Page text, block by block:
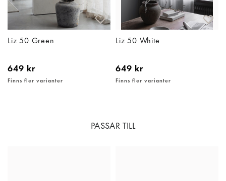
Liz 50 Green
649 kr
Finns fler varianter
Liz 50 White
649 kr
Finns fler varianter
PASSAR TILL